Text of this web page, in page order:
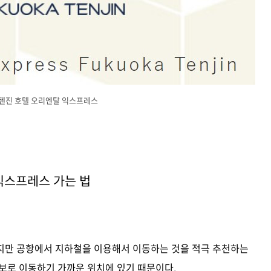
진 호텔 오리엔탈 익스프레스
프레스 가는 법
공항에서 지하철을 이용해서 이동하는 것을 적극 추천하는
로 이동하기 가까운 위치에 있기 때문이다.